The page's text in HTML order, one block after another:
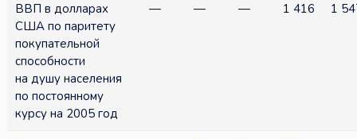
ВВП в долларах
США по паритету
покупательной
способности
на душу населения
по постоянному
курсу на 2005 год
— — — 1 416 1